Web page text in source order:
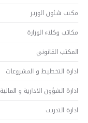
مكتب شئون الوزير
مكاتب وكلاء الوزارة
المكتب القانوني
ادارة التخطيط و المشروعات
ادارة الشؤون الادارية و المالية
ادارة التدريب